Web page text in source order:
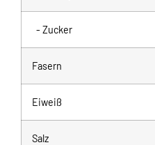
- Zucker
Fasern
Eiweiß
Salz